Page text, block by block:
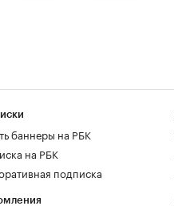
баннеры на РБК
на РБК
подписка